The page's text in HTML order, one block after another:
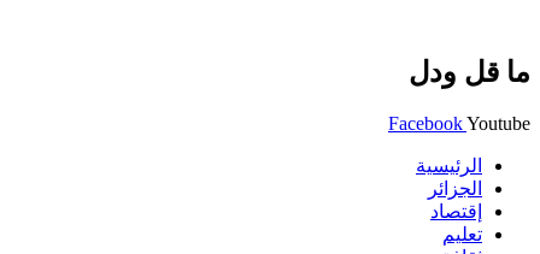
ما قل ودل
FacebookYoutube
الرئيسية
الجزائر
إقتصاد
تعليم